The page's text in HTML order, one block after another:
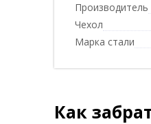
Производитель
Чехол
Марка стали
Как